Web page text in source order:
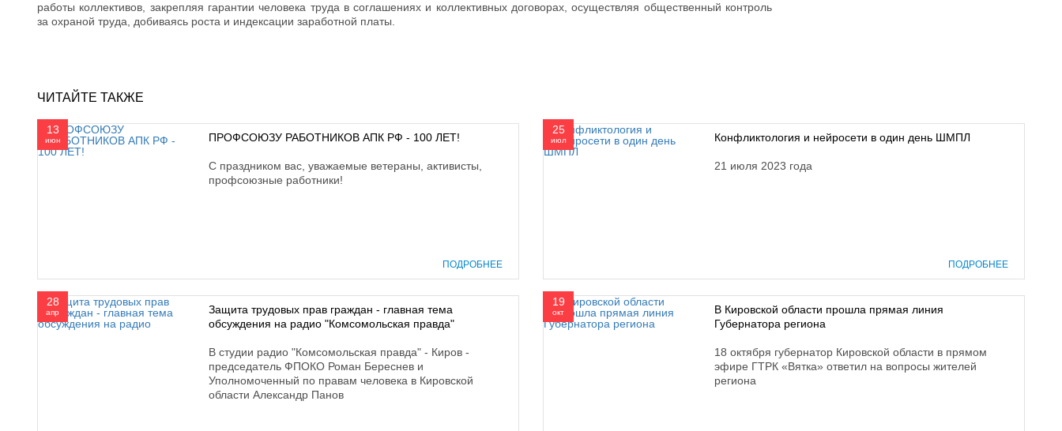
работы коллективов, закрепляя гарантии человека труда в соглашениях и коллективных договорах, осуществляя общественный контроль
за охраной труда, добиваясь роста и индексации заработной платы.
ЧИТАЙТЕ ТАКЖЕ
13
июн ПРОФСОЮЗУ РАБОТНИКОВ АПК РФ - 100 ЛЕТ!
С праздником вас, уважаемые ветераны, активисты,
профсоюзные работники!
ПОДРОБНЕЕ
25
июл Конфликтология и нейросети в один день ШМПЛ
21 июля 2023 года
ПОДРОБНЕЕ
28
апр
Защита трудовых прав граждан - главная тема
обсуждения на радио "Комсомольская правда"
В студии радио "Комсомольская правда" - Киров -
председатель ФПОКО Роман Береснев и
Уполномоченный по правам человека в Кировской
области Александр Панов
19
окт
В Кировской области прошла прямая линия
Губернатора региона
18 октября губернатор Кировской области в прямом
эфире ГТРК «Вятка» ответил на вопросы жителей
региона